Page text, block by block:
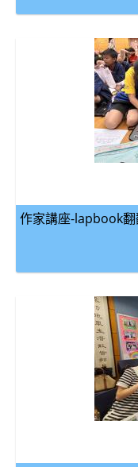
作家講座-lapbook翻